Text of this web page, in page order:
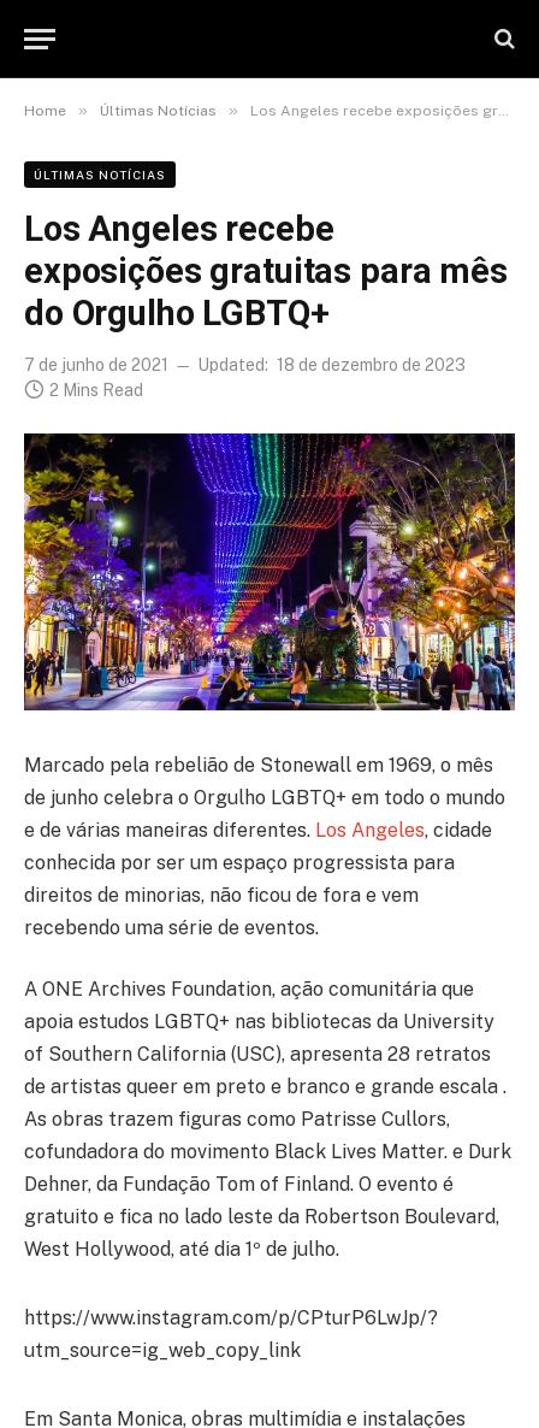
Home » Últimas Notícias » Los Angeles recebe exposições gratuitas para mês do Orgulho LGBTQ+
ÚLTIMAS NOTÍCIAS
Los Angeles recebe
exposições gratuitas para mês
do Orgulho LGBTQ+
7 de junho de 2021 Updated: 18 de dezembro de 2023
2 Mins Read
Marcado pela rebelião de Stonewall em 1969, o mês
de junho celebra o Orgulho LGBTQ+ em todo o mundo
e de várias maneiras diferentes. Los Angeles, cidade
conhecida por ser um espaço progressista para
direitos de minorias, não ficou de fora e vem
recebendo uma série de eventos.
A ONE Archives Foundation, ação comunitária que
apoia estudos LGBTQ+ nas bibliotecas da University
of Southern California (USC), apresenta 28 retratos
de artistas queer em preto e branco e grande escala .
As obras trazem figuras como Patrisse Cullors,
cofundadora do movimento Black Lives Matter. e Durk
Dehner, da Fundação Tom of Finland. O evento é
gratuito e fica no lado leste da Robertson Boulevard,
West Hollywood, até dia 1º de julho.
https://www.instagram.com/p/CPturP6LwJp/?
utm_source=ig_web_copy_link
Em Santa Monica, obras multimídia e instalações